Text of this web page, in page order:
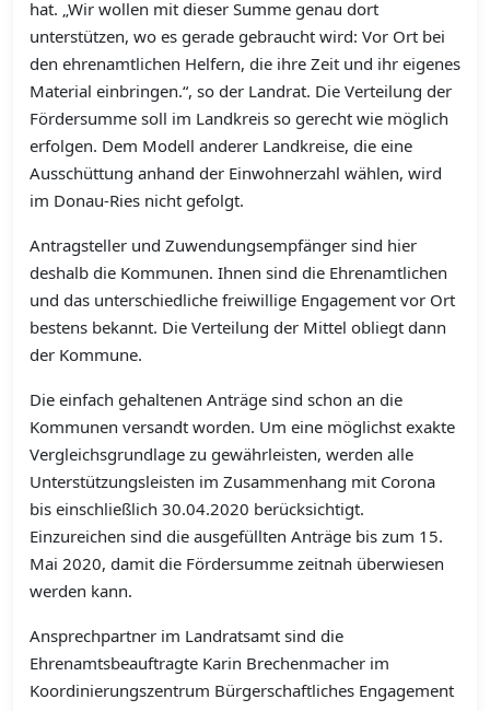
hat. „Wir wollen mit dieser Summe genau dort
unterstützen, wo es gerade gebraucht wird: Vor Ort bei
den ehrenamtlichen Helfern, die ihre Zeit und ihr eigenes
Material einbringen.“, so der Landrat. Die Verteilung der
Fördersumme soll im Landkreis so gerecht wie möglich
erfolgen. Dem Modell anderer Landkreise, die eine
Ausschüttung anhand der Einwohnerzahl wählen, wird
im Donau-Ries nicht gefolgt.
Antragsteller und Zuwendungsempfänger sind hier
deshalb die Kommunen. Ihnen sind die Ehrenamtlichen
und das unterschiedliche freiwillige Engagement vor Ort
bestens bekannt. Die Verteilung der Mittel obliegt dann
der Kommune.
Die einfach gehaltenen Anträge sind schon an die
Kommunen versandt worden. Um eine möglichst exakte
Vergleichsgrundlage zu gewährleisten, werden alle
Unterstützungsleisten im Zusammenhang mit Corona
bis einschließlich 30.04.2020 berücksichtigt.
Einzureichen sind die ausgefüllten Anträge bis zum 15.
Mai 2020, damit die Fördersumme zeitnah überwiesen
werden kann.
Ansprechpartner im Landratsamt sind die
Ehrenamtsbeauftragte Karin Brechenmacher im
Koordinierungszentrum Bürgerschaftliches Engagement